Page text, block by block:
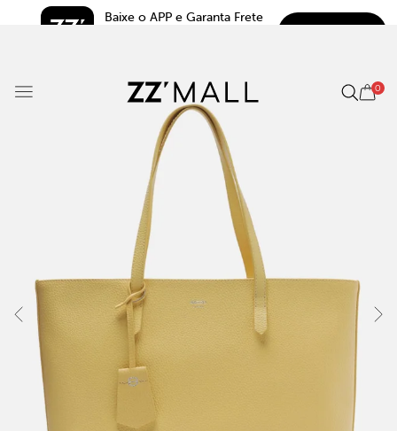
Baixe o APP e Garanta Frete
0